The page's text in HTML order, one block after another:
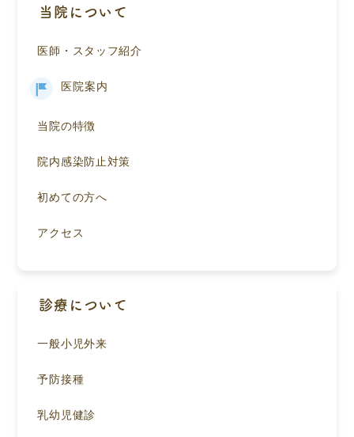
当院について
医師・スタッフ紹介
医院案内
当院の特徴
院内感染防止対策
初めての方へ
アクセス
診療について
一般小児外来
予防接種
乳幼児健診